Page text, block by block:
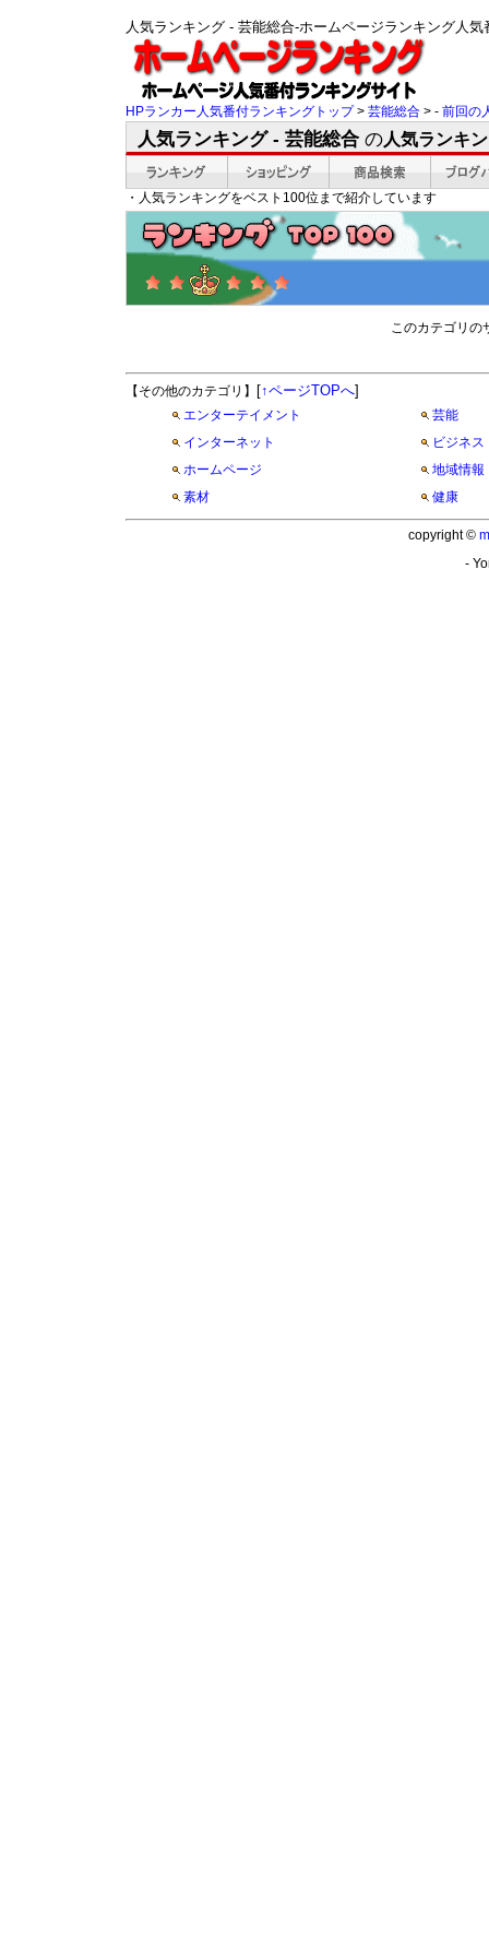
人気ランキング - 芸能総合-ホームページランキング人
HPランカー人気番付ランキングトップ> 芸能総合 > - 前回の
人気ランキング - 芸能総合 の人気ランキ
・人気ランキングをベスト100位まで紹介しています
このカテゴリの
【その他のカテゴリ】 [↑ページTOPへ]
エンターテイメント
芸能
インターネット
ビジネス
ホームページ
地域情報
素材
健康
copyright ©
-